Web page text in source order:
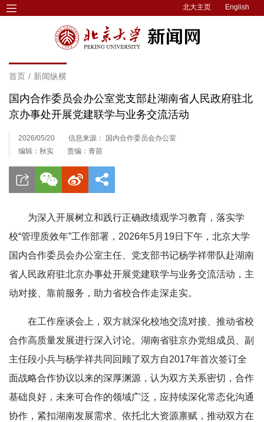
北大主页 English
首页 / 新闻纵横
国内合作委员会办公室党支部赴湖南省人民政府驻北
京办事处开展党建联学与业务交流活动
2026/05/20
信息来源： 国内合作委员会办公室
编辑：秋实
责编：青苗
为深入开展树立和践行正确政绩观学习教育，落实学
校“管理质效年”工作部署，2026年5月19日下午，北京大学
国内合作委员会办公室主任、党支部书记杨学祥带队赴湖南
省人民政府驻北京办事处开展党建联学与业务交流活动，主
动对接、靠前服务，助力省校合作走深走实。
在工作座谈会上，双方就深化校地交流对接、推动省校
合作高质量发展进行深入讨论。湖南省驻京办党组成员、副
主任段小兵与杨学祥共同回顾了双方自2017年首次签订全
面战略合作协议以来的深厚渊源，认为双方关系密切，合作
基础良好，未来可合作的领域广泛，应持续深化常态化沟通
协作，紧扣湖南发展需求、依托北大资源禀赋，推动双方在